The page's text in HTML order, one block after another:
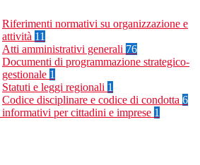
Riferimenti normativi su organizzazione e
attività 11
Atti amministrativi generali 76
Documenti di programmazione strategico-
gestionale 1
Statuti e leggi regionali 1
Codice disciplinare e codice di condotta 6
per cittadini e imprese 1